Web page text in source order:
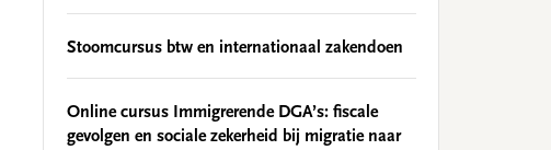
Stoomcursus btw en internationaal zakendoen
Online cursus Immigrerende DGA’s: fiscale
gevolgen en sociale zekerheid bij migratie naar